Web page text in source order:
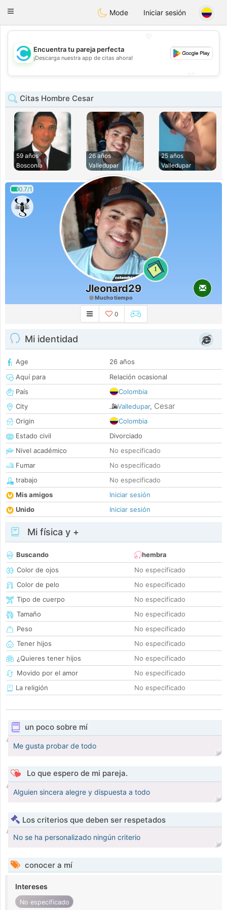
olombiaCitas
Toggle
Mode Iniciar sesión
💖
💕
Encuentra tu pareja perfecta
¡Descarga nuestra app de citas ahora!
Citas Hombre Cesar
59 años
Bosconia
26 años
Valledupar
25 años
Valledupar
0.7/1
1
Jleonard29
Mucho tiempo
0
Mi identidad
Age
26 años
Aquí para
Relación ocasional
País
Colombia
City
Valledupar, Cesar
Origin
Colombia
Estado civil
Divorciado
Nivel académico
No especificado
Fumar
No especificado
trabajo
No especificado
Mis amigos
Iniciar sesión
Unido
Iniciar sesión
Mi física y +
Buscando
hembra
Color de ojos
No especificado
Color de pelo
No especificado
Tipo de cuerpo
No especificado
Tamaño
No especificado
Peso
No especificado
Tener hijos
No especificado
¿Quieres tener hijos
No especificado
Movido por el amor
No especificado
La religión
No especificado
un poco sobre mí
Me gusta probar de todo
Lo que espero de mi pareja.
Alguien sincera alegre y dispuesta a todo
Los criterios que deben ser respetados
No se ha personalizado ningún criterio
conocer a mí
Intereses
No especificado